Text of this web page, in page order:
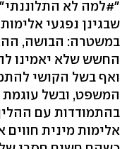
"#למה לא
שבגינן נפגעי
במשטרה: הבושה,
החשש שלא יאמינו
ואף בשל הקושי
המשפט, ובשל
בהתמודדות עם
אלימות מינית חווים